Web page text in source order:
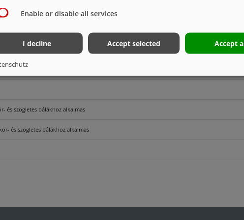
lámpákat)
és szögletes bálákhoz alkalmas
és szögletes bálákhoz alkalmas
Enable or disable all services
I decline Accept selected Accept